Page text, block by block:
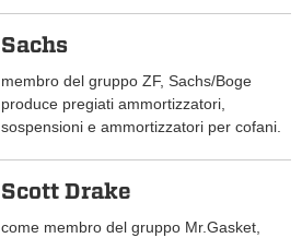
Sachs
membro del gruppo ZF, Sachs/Boge
produce pregiati ammortizzatori,
sospensioni e ammortizzatori per cofani.
Scott Drake
come membro del gruppo Mr.Gasket,